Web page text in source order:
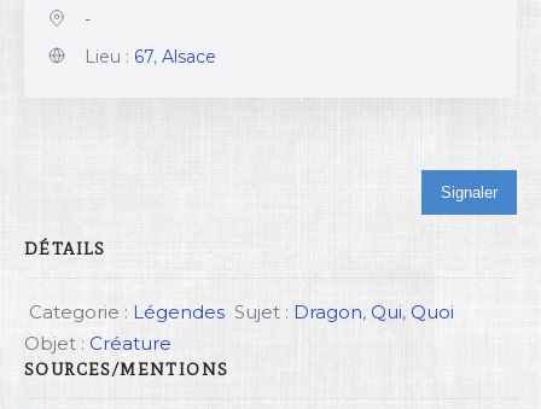
-
Lieu : 67, Alsace
Signaler
DÉTAILS
Categorie : Légendes Sujet : Dragon, Qui, Quoi
Objet : Créature
SOURCES/MENTIONS